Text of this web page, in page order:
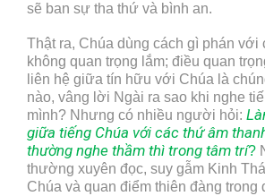
sẽ ban sự tha thứ và bình an.
Thật ra, Chúa dùng cách gì phán với
không quan trọng lắm; điều quan
liên hệ giữa tín hữu với Chúa là
nào, vâng lời Ngài ra sao khi nghe
mình? Nhưng có nhiều người hỏi:
giữa tiếng Chúa với các thứ âm
thường nghe thầm thì trong tâm trí?
thường xuyên đọc, suy gẫm Kinh
Chúa và quan điểm thiên đàng trong